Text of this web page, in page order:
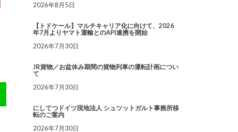
2026年8月5日
【トドケール】マルチキャリア化に向けて、2026
年7月よりヤマト運輸とのAPI連携を開始
2026年7月30日
JR貨物／お盆休み期間の貨物列車の運転計画につい
て
2026年7月30日
にしてつドイツ現地法人 シュツットガルト事務所移
転のご案内
2026年7月30日